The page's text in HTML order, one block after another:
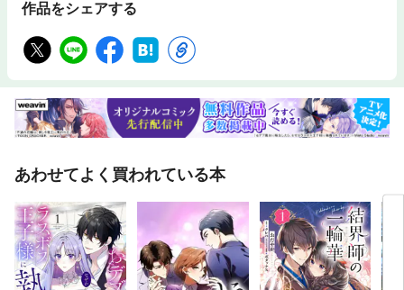
作品をシェアする
あわせてよく買われている本